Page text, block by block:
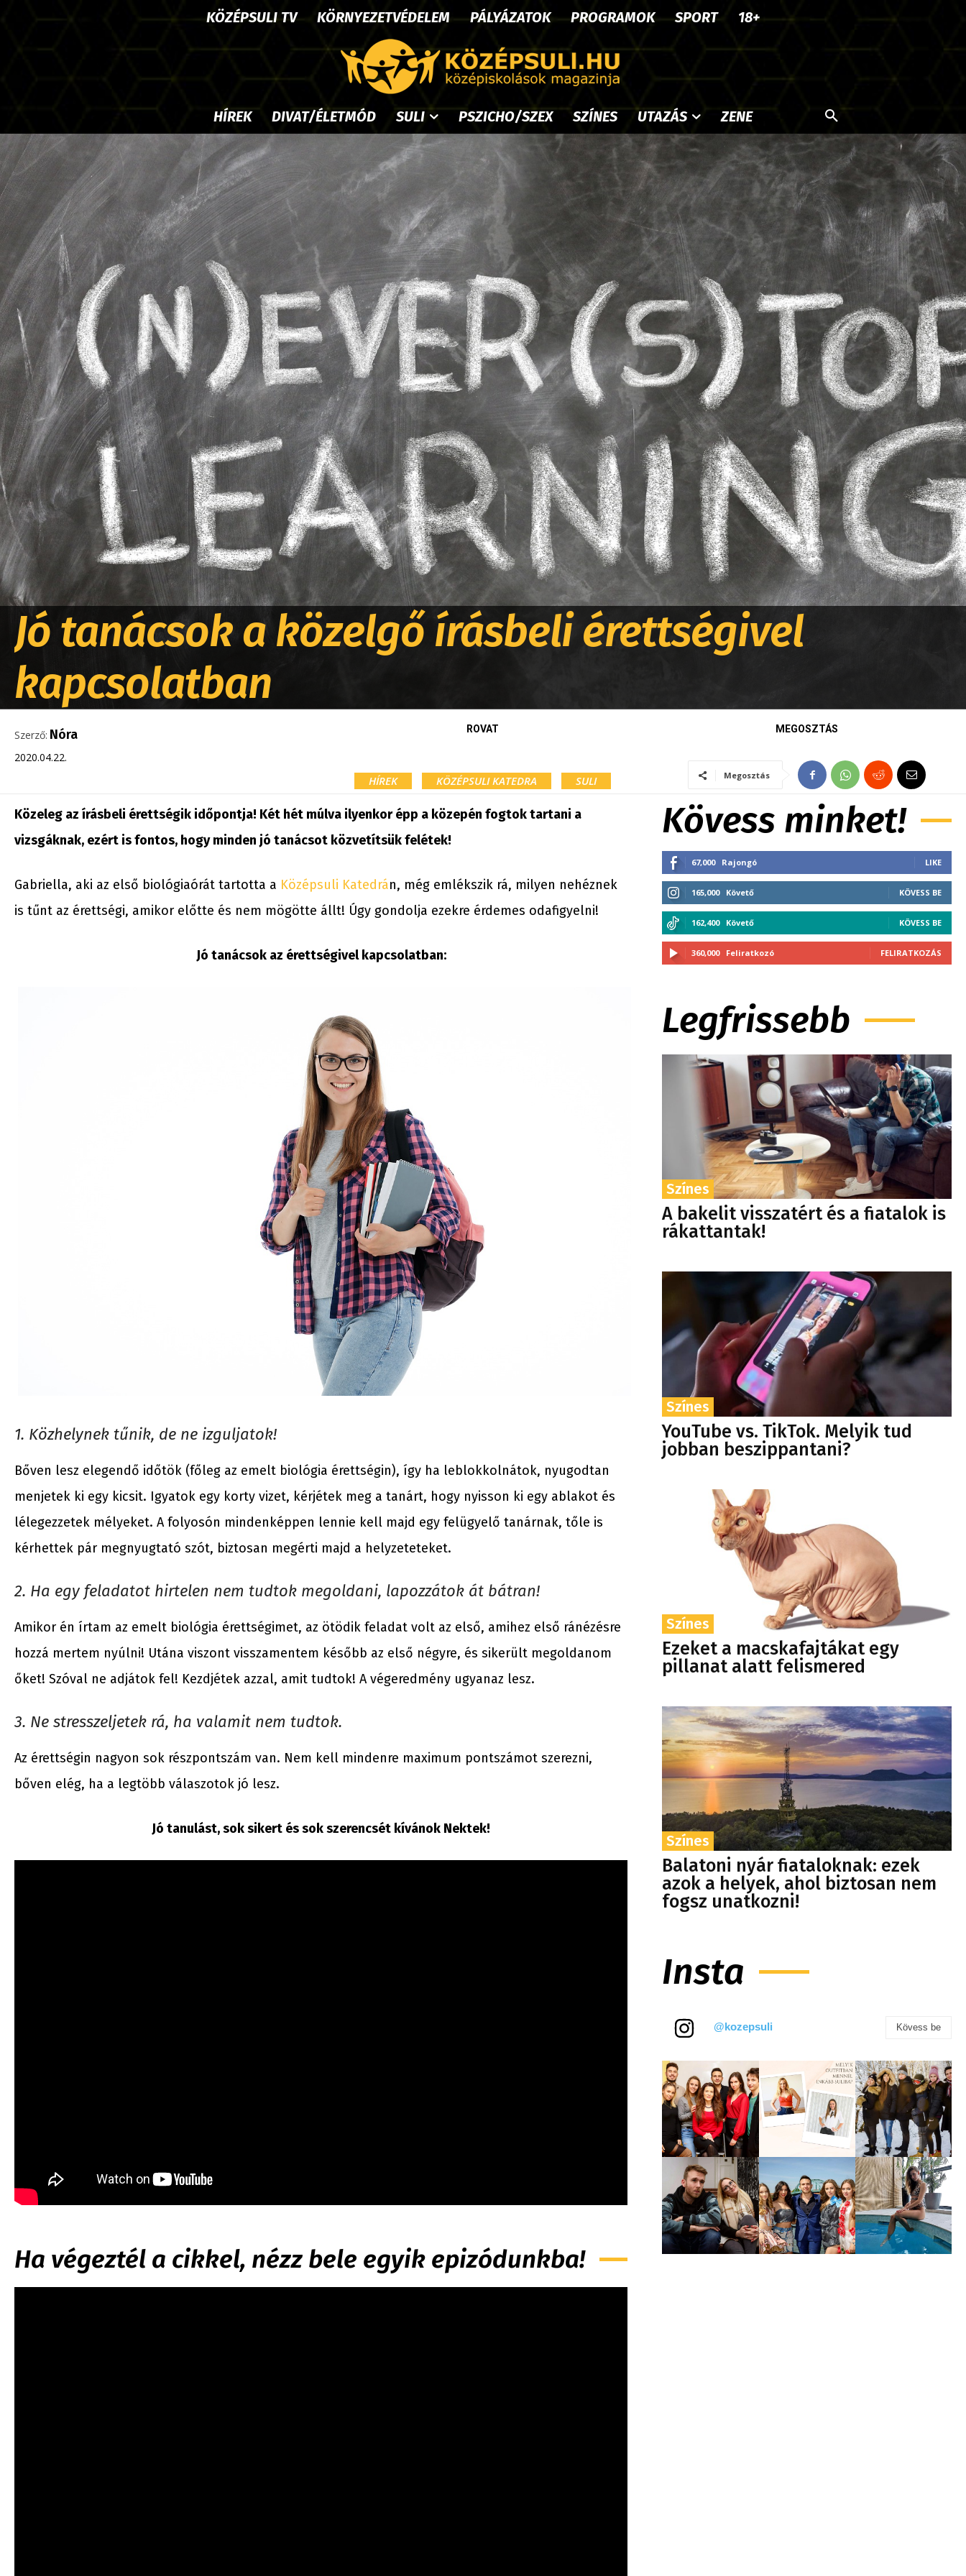
KÖZÉPSULI TV KÖRNYEZETVÉDELEM PÁLYÁZATOK PROGRAMOK SPORT 18+
HÍREK DIVAT/ÉLETMÓD SULI PSZICHO/SZEX SZÍNES UTAZÁS ZENE
Jó tanácsok a közelgő írásbeli érettségivel
kapcsolatban
Szerző: Nóra
2020.04.22.
ROVAT
HÍREK KÖZÉPSULI KATEDRA SULI
MEGOSZTÁS
Megosztás
Közeleg az írásbeli érettségik időpontja! Két hét múlva ilyenkor épp a közepén fogtok tartani a
vizsgáknak, ezért is fontos, hogy minden jó tanácsot közvetítsük felétek!
Gabriella, aki az első biológiaórát tartotta a Középsuli Katedrán, még emlékszik rá, milyen nehéznek
is tűnt az érettségi, amikor előtte és nem mögötte állt! Úgy gondolja ezekre érdemes odafigyelni!
Jó tanácsok az érettségivel kapcsolatban:
1. Közhelynek tűnik, de ne izguljatok!
Bőven lesz elegendő időtök (főleg az emelt biológia érettségin), így ha leblokkolnátok, nyugodtan
menjetek ki egy kicsit. Igyatok egy korty vizet, kérjétek meg a tanárt, hogy nyisson ki egy ablakot és
lélegezzetek mélyeket. A folyosón mindenképpen lennie kell majd egy felügyelő tanárnak, tőle is
kérhettek pár megnyugtató szót, biztosan megérti majd a helyzeteteket.
2. Ha egy feladatot hirtelen nem tudtok megoldani, lapozzátok át bátran!
Amikor én írtam az emelt biológia érettségimet, az ötödik feladat volt az első, amihez első ránézésre
hozzá mertem nyúlni! Utána viszont visszamentem később az első négyre, és sikerült megoldanom
őket! Szóval ne adjátok fel! Kezdjétek azzal, amit tudtok! A végeredmény ugyanaz lesz.
3. Ne stresszeljetek rá, ha valamit nem tudtok.
Az érettségin nagyon sok részpontszám van. Nem kell mindenre maximum pontszámot szerezni,
bőven elég, ha a legtöbb válaszotok jó lesz.
Jó tanulást, sok sikert és sok szerencsét kívánok Nektek!
Ha végeztél a cikkel, nézz bele egyik epizódunkba!
Kövess minket!
67,000 Rajongó LIKE
165,000 Követő KÖVESS BE
162,400 Követő KÖVESS BE
360,000 Feliratkozó FELIRATKOZÁS
Legfrissebb
Színes
A bakelit visszatért és a fiatalok is
rákattantak!
Színes
YouTube vs. TikTok. Melyik tud
jobban beszippantani?
Színes
Ezeket a macskafajtákat egy
pillanat alatt felismered
Színes
Balatoni nyár fiataloknak: ezek
azok a helyek, ahol biztosan nem
fogsz unatkozni!
Insta
@kozepsuli Kövess be